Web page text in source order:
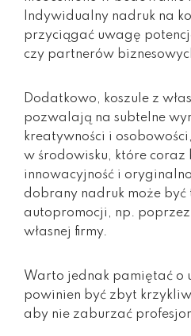
Indywidualny nadruk na
przyciągać uwagę
czy partnerów
Dodatkowo, koszule z
pozwalają na subtelne
kreatywności i
w środowisku, które coraz
innowacyjność i
dobrany nadruk może być
autopromocji, np. poprzez
własnej firmy.
Warto jednak pamiętać o
powinien być zbyt
aby nie zaburzać